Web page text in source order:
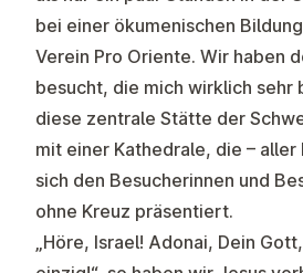
bei einer ökumenischen
Verein Pro Oriente. Wir haben
besucht, die mich wirklich sehr
diese zentrale Stätte der
mit einer Kathedrale, die –
sich den Besucherinnen und
ohne Kreuz präsentiert.
„Höre, Israel! Adonai, Dein